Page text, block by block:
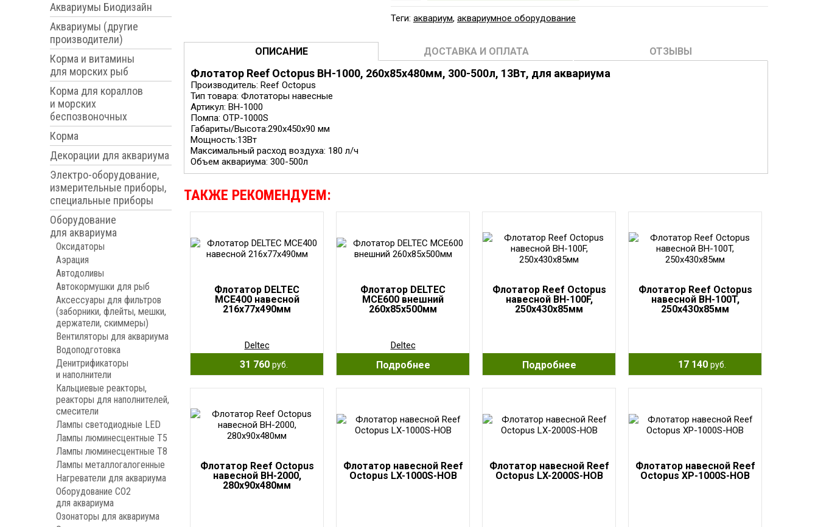
Аквариумы Биодизайн
Аквариумы (другие
производители)
Корма и витамины
для морских рыб
Корма для кораллов
и морских
беспозвоночных
Корма
Декорации для аквариума
Электро-оборудование,
измерительные приборы,
специальные приборы
Оборудование
для аквариума
Оксидаторы
Аэрация
Автодоливы
Автокормушки для рыб
Аксессуары для фильтров
(заборники, флейты, мешки,
держатели, скиммеры)
Вентиляторы для аквариума
Водоподготовка
Денитрификаторы
и наполнители
Кальциевые реакторы,
реакторы для наполнителей,
смесители
Лампы светодиодные LED
Лампы люминесцентные Т5
Лампы люминесцентные Т8
Лампы металлогалогенные
Нагреватели для аквариума
Оборудование CO2
для аквариума
Озонаторы для аквариума
Теги: аквариум, аквариумное оборудование
ОПИСАНИЕ ДОСТАВКА И ОПЛАТА ОТЗЫВЫ
Флотатор Reef Octopus BH-1000, 260x85x480мм, 300-500л, 13Вт, для аквариума
Производитель: Reef Octopus
Тип товара: Флотаторы навесные
Артикул: BH-1000
Помпа: OTP-1000S
Габариты/Высота:290x450x90 мм
Мощность:13Вт
Максимальный расход воздуха: 180 л/ч
Объем аквариума: 300-500л
ТАКЖЕ РЕКОМЕНДУЕМ:
Флотатор DELTEC
MCE400 навесной
216х77х490мм
Deltec
31 760 руб.
Флотатор DELTEC
MCE600 внешний
260х85х500мм
Deltec
Подробнее
Флотатор Reef Octopus
навесной BH-100F,
250x430x85мм
Подробнее
Флотатор Reef Octopus
навесной BH-100T,
250x430x85мм
17 140 руб.
Флотатор Reef Octopus
навесной BH-2000,
280x90x480мм
Флотатор навесной Reef
Octopus LX-1000S-HOB
Флотатор навесной Reef
Octopus LX-2000S-HOB
Флотатор навесной Reef
Octopus XP-1000S-HOB